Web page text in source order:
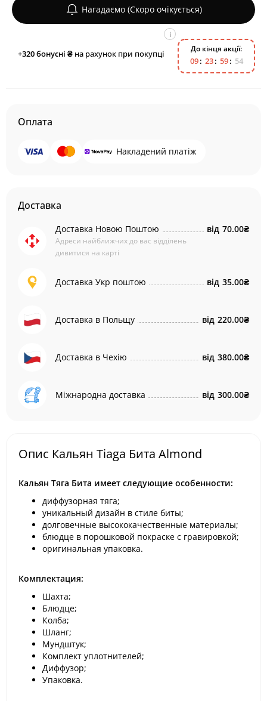
Нагадаємо (Скоро очікується)
+320бонусні ₴ на рахунок при покупці
i
До кінця акції:
09 23 59 54
Оплата
Накладений платіж
Доставка
Доставка Новою Поштою
Адреси найближчих до вас відділень
дивитися на карті
від 70.00₴
Доставка Укр поштою від 35.00₴
Доставка в Польщу від 220.00₴
Доставка в Чехію від 380.00₴
Міжнародна доставка від 300.00₴
Опис Кальян Tiaga Бита Almond
Кальян Тяга Бита имеет следующие особенности:
диффузорная тяга;
уникальный дизайн в стиле биты;
долговечные высококачественные материалы;
блюдце в порошковой покраске с гравировкой;
оригинальная упаковка.
Комплектация:
Шахта;
Блюдце;
Колба;
Шланг;
Мундштук;
Комплект уплотнителей;
Диффузор;
Упаковка.